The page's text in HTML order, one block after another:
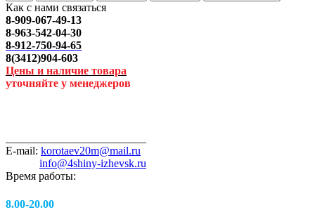
Как с нами связаться
8-909-067-49-13
8-963-542-04-30
8-912-750-94-65
8(3412)904-603
Цены и наличие товара
уточняйте у менеджеров
E-mail: korotaev20m@mail.ru
info@4shiny-izhevsk.ru
Время работы:
8.00-20.00